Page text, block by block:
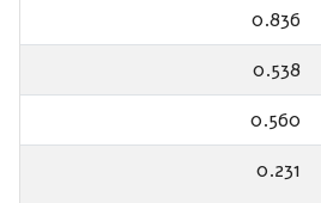
0.836
0.538
0.560
0.231